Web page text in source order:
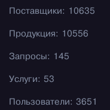
Поставщики: 10635
Продукция: 10556
Запросы: 145
Услуги: 53
Пользователи: 3651